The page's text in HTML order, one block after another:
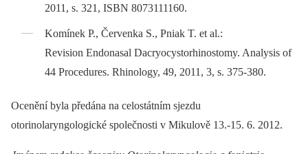
2011, s. 321, ISBN 8073111160.
Komínek P., Červenka S., Pniak T. et al.:
Revision Endonasal Dacryocystorhinostomy. Analysis of
44 Procedures. Rhinology, 49, 2011, 3, s. 375-380.
Ocenění byla předána na celostátním sjezdu
otorinolaryngologické společnosti v Mikulově 13.-15. 6. 2012.